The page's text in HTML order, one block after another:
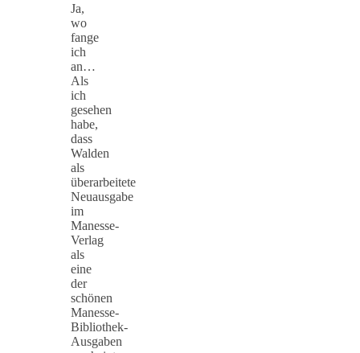
Ja,
wo
fange
ich
an…
Als
ich
gesehen
habe,
dass
Walden
als
überarbeitete
Neuausgabe
im
Manesse-
Verlag
als
eine
der
schönen
Manesse-
Bibliothek-
Ausgaben